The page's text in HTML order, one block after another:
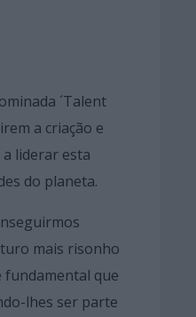
´Talent
a criação e
a liderar esta
do planeta.
mais risonho
fundamental que
lhes ser parte